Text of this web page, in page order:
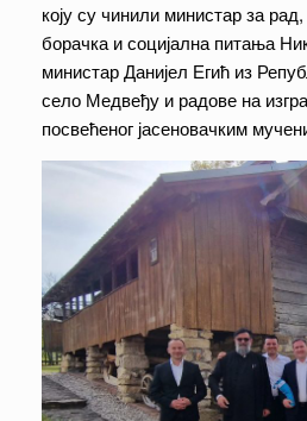
коју су чинили министар за
борачка и социјална питања
министар Данијел Егић из
село Медвеђу и радове на
посвећеног јасеновачким